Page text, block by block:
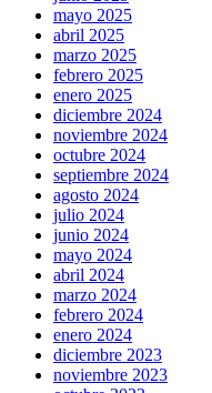
mayo 2025
abril 2025
marzo 2025
febrero 2025
enero 2025
diciembre 2024
noviembre 2024
octubre 2024
septiembre 2024
agosto 2024
julio 2024
junio 2024
mayo 2024
abril 2024
marzo 2024
febrero 2024
enero 2024
diciembre 2023
noviembre 2023